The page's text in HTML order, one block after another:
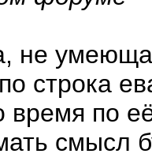
не
строка
время по
смысл